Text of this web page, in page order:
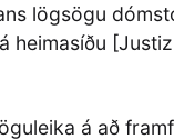
lögsögu
heimasíðu
á að